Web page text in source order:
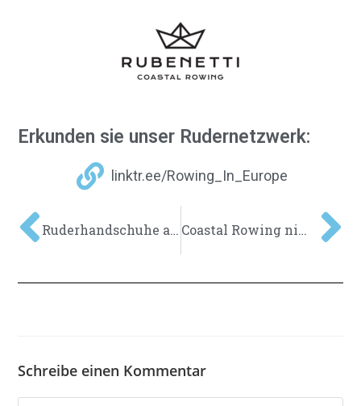
Erkunden sie unser Rudernetzwerk:
linktr.ee/Rowing_In_Europe
Ruderhandschuhe auf See? Coastal Rowing nimmt in Japan Fahrt auf
Schreibe einen Kommentar